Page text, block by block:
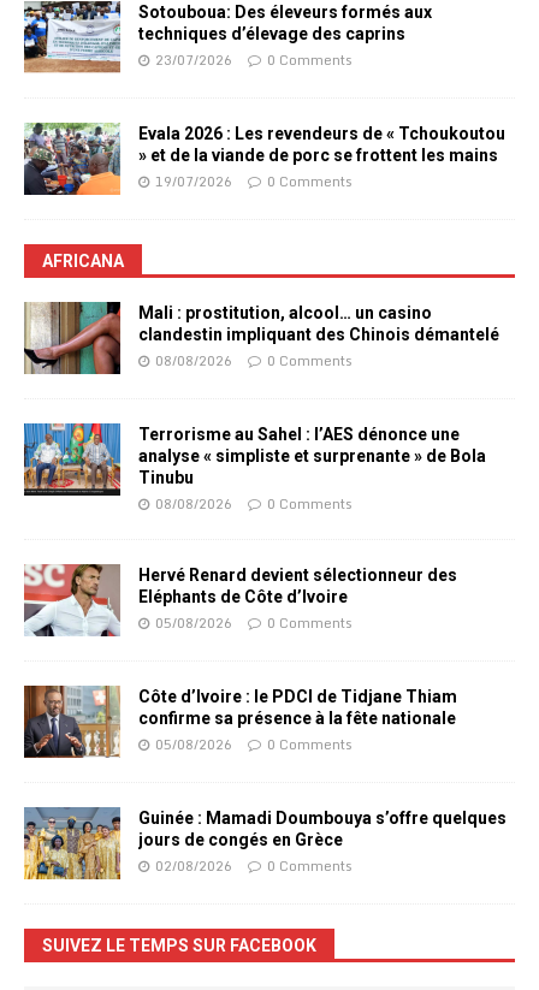
Sotouboua: Des éleveurs formés aux
techniques d’élevage des caprins
23/07/2026 0 Comments
Evala 2026 : Les revendeurs de « Tchoukoutou
» et de la viande de porc se frottent les mains
19/07/2026 0 Comments
AFRICANA
Mali : prostitution, alcool… un casino
clandestin impliquant des Chinois démantelé
08/08/2026 0 Comments
Terrorisme au Sahel : l’AES dénonce une
analyse « simpliste et surprenante » de Bola
Tinubu
08/08/2026 0 Comments
Hervé Renard devient sélectionneur des
Eléphants de Côte d’Ivoire
05/08/2026 0 Comments
Côte d’Ivoire : le PDCI de Tidjane Thiam
confirme sa présence à la fête nationale
05/08/2026 0 Comments
Guinée : Mamadi Doumbouya s’offre quelques
jours de congés en Grèce
02/08/2026 0 Comments
SUIVEZ LE TEMPS SUR FACEBOOK